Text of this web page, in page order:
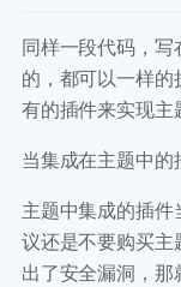
同样一段代码，
的，都可以一样
有的插件来实现主
当集成在主题中的
主题中集成的插
议还是不要购买主
出了安全漏洞，那